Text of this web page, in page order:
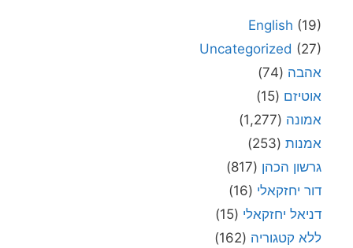
English (19)
Uncategorized (27)
אהבה (74)
אוטיזם (15)
אמונה (1,277)
אמנות (253)
גרשון הכהן (817)
דור יחזקאלי (16)
דניאל יחזקאלי (15)
ללא קטגוריה (162)